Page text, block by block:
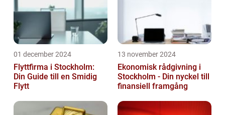
01 december 2024
Flyttfirma i Stockholm:
Din Guide till en Smidig
Flytt
13 november 2024
Ekonomisk rådgivning i
Stockholm - Din nyckel till
finansiell framgång